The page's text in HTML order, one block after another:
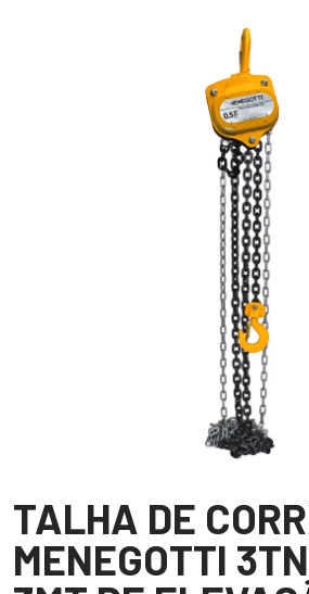
TALHA DE
MENEGOTTI